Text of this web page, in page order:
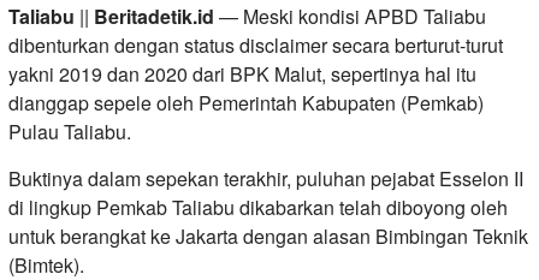
Taliabu || Beritadetik.id — Meski kondisi APBD Taliabu
dibenturkan dengan status disclaimer secara berturut-turut
yakni 2019 dan 2020 dari BPK Malut, sepertinya hal itu
dianggap sepele oleh Pemerintah Kabupaten (Pemkab)
Pulau Taliabu.
Buktinya dalam sepekan terakhir, puluhan pejabat Esselon II
di lingkup Pemkab Taliabu dikabarkan telah diboyong oleh
untuk berangkat ke Jakarta dengan alasan Bimbingan Teknik
(Bimtek).